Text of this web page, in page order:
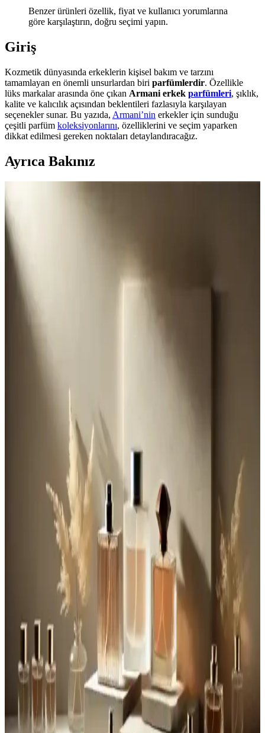
Benzer ürünleri özellik, fiyat ve kullanıcı yorumlarına
göre karşılaştırın, doğru seçimi yapın.
Giriş
Kozmetik dünyasında erkeklerin kişisel bakım ve tarzını
tamamlayan en önemli unsurlardan biri parfümlerdir. Özellikle
lüks markalar arasında öne çıkan Armani erkek parfümleri, şıklık,
kalite ve kalıcılık açısından beklentileri fazlasıyla karşılayan
seçenekler sunar. Bu yazıda, Armani’nin erkekler için sunduğu
çeşitli parfüm koleksiyonlarını, özelliklerini ve seçim yaparken
dikkat edilmesi gereken noktaları detaylandıracağız.
Ayrıca Bakınız
Erkekler İçin Çekiciliği Artıran Parfümler: Seçim ve
Kullanım İpuçları
Erkeklerin çekiciliğini artıran parfümler, odunsu ve baharatlı
notalarla öne çıkar. Doğru uygulama ve seçimle kalıcılığı artırarak
özgün tarzınızı yansıtır.
Hugo Boss Edp Erkekler İçin Parfüm: Günlük
Kullanımda Şıklık ve Kalıcılık
bir koku deneyimi elde edin.
Nivea Men Erkek Duş Jeli Boost Canlandırıcı ve
Ferahlatıcı Özellikleriyle Günlük Bakımın
Nivea Men Erkek Duş Jeli Boost, içeriğindeki nane ve kafein
sayesinde uzun süreli ferahlık sağlar, çok amaçlı kullanımıyla pratik
ve enerji verici bir bakım deneyimi sunar.
Baharatlı Erkek Parfüm Modelleri: Sıcak ve
Davetkar Koku Seçenekleri ve Kullanım İpuçları
Baharatlı erkek parfümleri, sıcak ve etkileyici notalarıyla öne çıkar.
Kalıcılık ve kullanım ipuçlarıyla, her ortamda özgün ve çekici
görünmenizi sağlar.
Hugo Boss Erkek Parfümleri: Çeşitleri, Özellikleri ve
Seçim İpuçları
Hugo Boss erkek parfümleri, farklı tarzlara uygun seçenekleriyle
şıklık ve özgüveni artıran kalıcı kokular sunar. Günlük ve özel
kullanım için ideal koleksiyonlarıyla tarzınızı tamamlayın.
Blade Erkek Parfümleri: Modern Erkeklerin Tercihi
Kalıcı ve Taze Kokuların Seçenekleri
Blade erkek parfümleri, taze ve enerjik aromaları, çeşitli tasarım